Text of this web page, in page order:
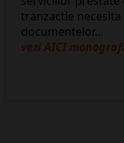
tranzactie
documentelor...
vezi AICI